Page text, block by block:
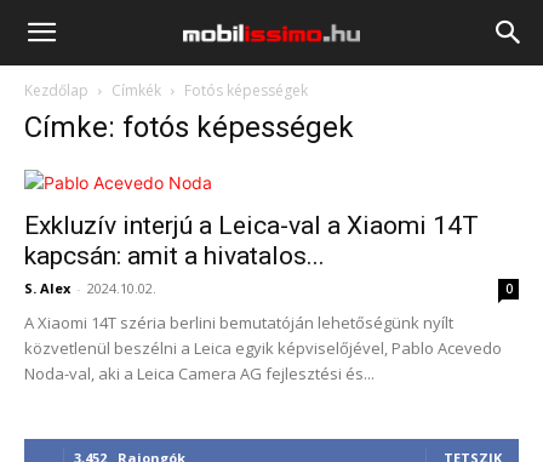
Mobilissimo.hu
Kezdőlap Címkék Fotós képességek
Címke: fotós képességek
Exkluzív interjú a Leica-val a Xiaomi 14T
kapcsán: amit a hivatalos...
S. Alex - 2024.10.02. 0
A Xiaomi 14T széria berlini bemutatóján lehetőségünk nyílt
közvetlenül beszélni a Leica egyik képviselőjével, Pablo Acevedo
Noda-val, aki a Leica Camera AG fejlesztési és...
3,452 Rajongók TETSZIK